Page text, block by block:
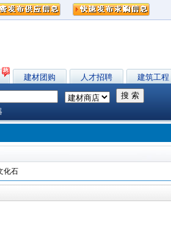
建材团购 人才招聘 建筑工程
化石